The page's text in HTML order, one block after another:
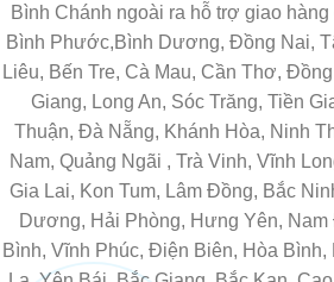
Bình Chánh ngoài ra hỗ trợ giao
Bình Phước,Bình Dương, Đồng Nai,
Liêu, Bến Tre, Cà Mau, Cần Thơ,
Giang, Long An, Sóc Trăng, Tiền
Thuận, Đà Nẵng, Khánh Hòa, Ninh
Nam, Quảng Ngãi , Trà Vinh, Vĩnh
Gia Lai, Kon Tum, Lâm Đồng, Bắc
Dương, Hải Phòng, Hưng Yên,
Bình, Vĩnh Phúc, Điện Biên, Hòa